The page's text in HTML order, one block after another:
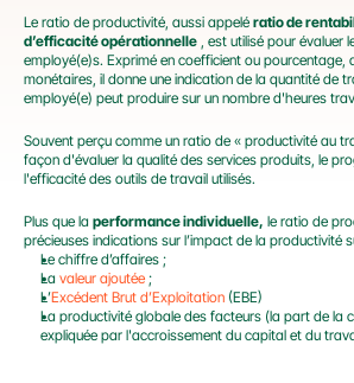
Le ratio de productivité, aussi appelé ratio de
d’efficacité opérationnelle , est utilisé pour évaluer
employé(e)s. Exprimé en coefficient ou pourcentage,
monétaires, il donne une indication de la quantité de
employé(e) peut produire sur un nombre d'heures
Souvent perçu comme un ratio de « productivité au
façon d'évaluer la qualité des services produits, le
l'efficacité des outils de travail utilisés.
Plus que la performance individuelle, le ratio de
précieuses indications sur l’impact de la productivité
Le chiffre d’affaires ;
La valeur ajoutée ;
L’Excédent Brut d’Exploitation (EBE)
La productivité globale des facteurs (la part de la
expliquée par l'accroissement du capital et du